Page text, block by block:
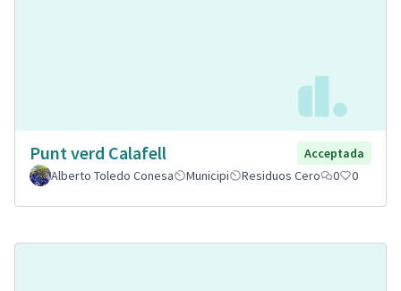
Punt verd Calafell
Acceptada
Alberto Toledo Conesa
Municipi Residuos Cero 0 0